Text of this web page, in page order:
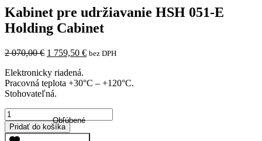
Kabinet pre udržiavanie HSH 051-E
Holding Cabinet
2 070,00€ 1 759,50 € bez DPH
Elektronicky riadená.
Pracovná teplota +30°C – +120°C.
Stohovateľná.
Pridať do košíka
Obľúbené